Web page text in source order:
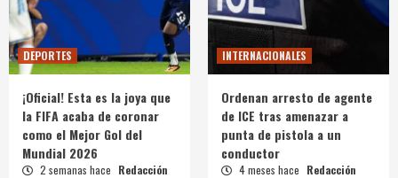
DEPORTES
¡Oficial! Esta es la joya que
la FIFA acaba de coronar
como el Mejor Gol del
Mundial 2026
2 semanas hace Redacción
INTERNACIONALES
Ordenan arresto de agente
de ICE tras amenazar a
punta de pistola a un
conductor
4 meses hace Redacción